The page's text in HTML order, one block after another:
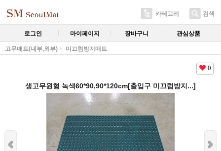
카테고리 검색
로그인 마이페이지 장바구니 관심상품
고무매트(내부,외부) 미끄럼방지매트
0
생고무원형 녹색60*90,90*120cm[출입구 미끄럼방지...]